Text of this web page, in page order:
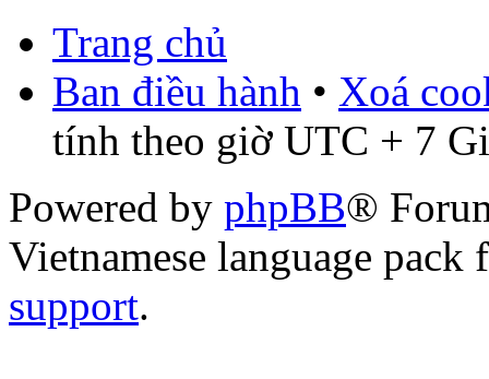
Trang chủ
Ban điều hành • Xoá
tính theo giờ UTC + 7
Powered by phpBB®
Vietnamese language
support.